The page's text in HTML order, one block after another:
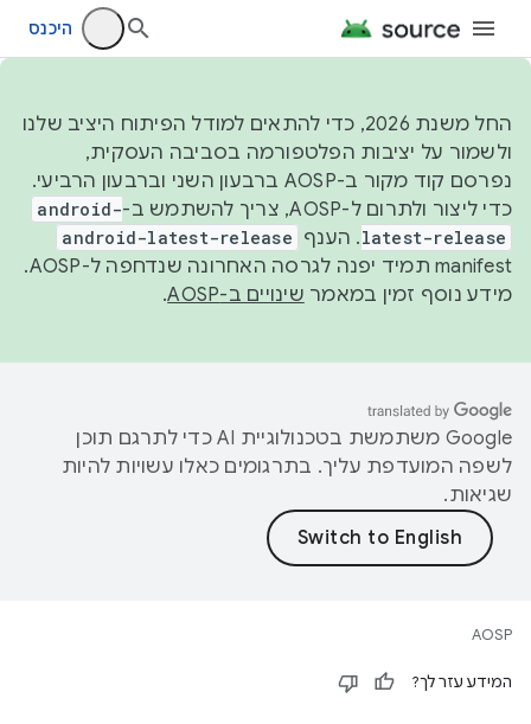
היכנס
החל משנת 2026, כדי להתאים למודל הפיתוח היציב שלנו
ולשמור על יציבות הפלטפורמה בסביבה העסקית,
נפרסם קוד מקור ב-AOSP ברבעון השני וברבעון הרביעי.
כדי ליצור ולתרום ל-AOSP, צריך להשתמש ב-
android-
latest-release. הענף android-latest-release
manifest תמיד יפנה לגרסה האחרונה שנדחפה ל-AOSP.
מידע נוסף זמין במאמר שינויים ב-AOSP .
‫Google משתמשת בטכנולוגיית AI כדי לתרגם תוכן
לשפה המועדפת עליך. בתרגומים כאלו עשויות להיות
שגיאות.
AOSP
המידע עזר לך?